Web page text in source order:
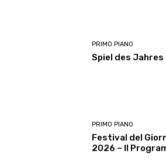
PRIMO PIANO
Spiel des
PRIMO PIANO
Festival del
2026 – Il